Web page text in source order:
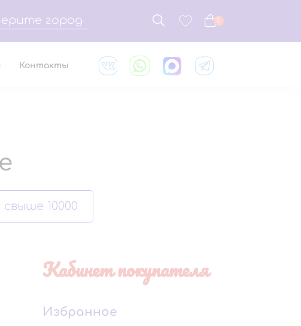
город 0
Контакты
свыше 10000
Кабинет покупателя
Избранное